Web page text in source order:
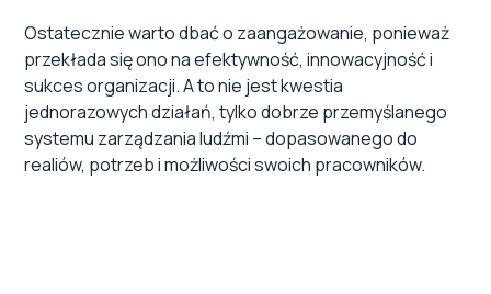
Ostatecznie warto dbać o zaangażowanie, ponieważ
przekłada się ono na efektywność, innowacyjność i
sukces organizacji. A to nie jest kwestia
jednorazowych działań, tylko dobrze przemyślanego
systemu zarządzania ludźmi – dopasowanego do
realiów, potrzeb i możliwości swoich pracowników.